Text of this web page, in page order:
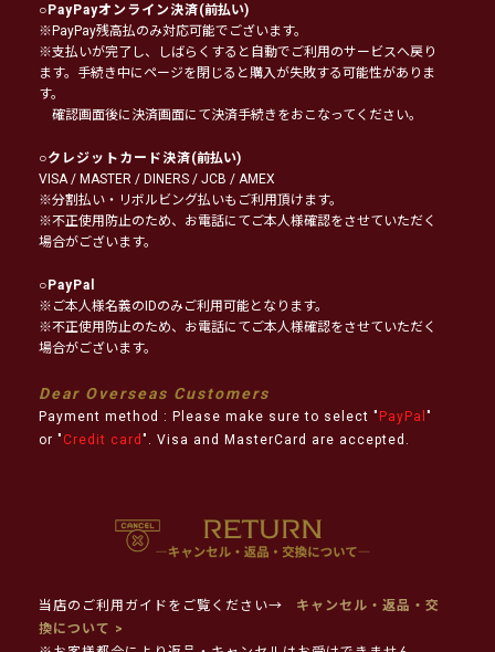
○PayPayオンライン決済(前払い)
※PayPay残高払のみ対応可能でございます。
※支払いが完了し、しばらくすると自動でご利用のサービスへ戻り
ます。手続き中にページを閉じると購入が失敗する可能性がありま
す。
確認画面後に決済画面にて決済手続きをおこなってください。
○クレジットカード決済(前払い)
VISA / MASTER / DINERS / JCB / AMEX
※分割払い・リボルビング払いもご利用頂けます。
※不正使用防止のため、お電話にてご本人様確認をさせていただく
場合がございます。
○PayPal
※ご本人様名義のIDのみご利用可能となります。
※不正使用防止のため、お電話にてご本人様確認をさせていただく
場合がございます。
Dear Overseas Customers
Payment method : Please make sure to select " PayPal "
or " Credit card ". Visa and MasterCard are accepted.
当店のご利用ガイドをご覧ください→
キャンセル・返品・交
換について >